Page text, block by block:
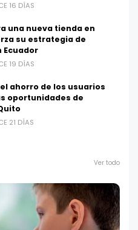
16 DÍAS
una nueva tienda en
su estrategia de
Ecuador
19 DÍAS
ahorro de los usuarios
oportunidades de
21 DÍAS
Ver todo